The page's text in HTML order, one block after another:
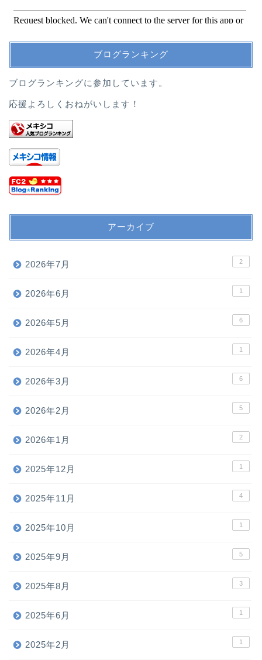
ブログランキング
ブログランキングに参加しています。
応援よろしくおねがいします！
アーカイブ
2026年7月 2
2026年6月 1
2026年5月 6
2026年4月 1
2026年3月 6
2026年2月 5
2026年1月 2
2025年12月 1
2025年11月 4
2025年10月 1
2025年9月 5
2025年8月 3
2025年6月 1
2025年2月 1